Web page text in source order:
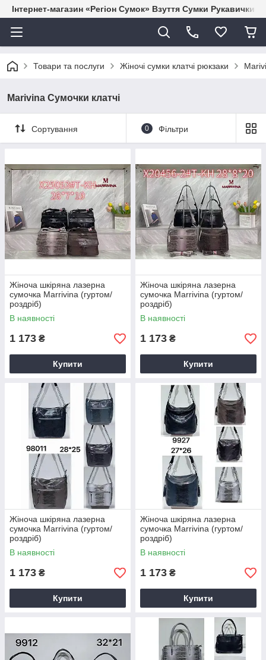
Інтернет-магазин «Регіон Сумок» Взуття Сумки Рукавички
Товари та послуги Жіночі сумки клатчі рюкзаки
Marivina Сумочки клатчі
Сортування 0 Фільтри
Жіноча шкіряна лазерна
сумочка Marrivina (гуртом/
роздріб)
В наявності
1 173 ₴
Купити
Жіноча шкіряна лазерна
сумочка Marrivina (гуртом/
роздріб)
В наявності
1 173 ₴
Купити
Жіноча шкіряна лазерна
сумочка Marrivina (гуртом/
роздріб)
В наявності
1 173 ₴
Купити
Жіноча шкіряна лазерна
сумочка Marrivina (гуртом/
роздріб)
В наявності
1 173 ₴
Купити